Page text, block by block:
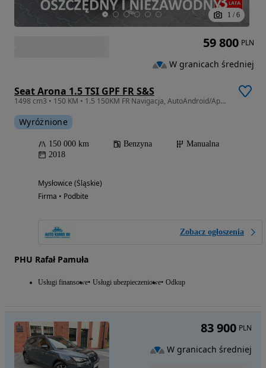
1 / 6
Seat Arona 1.5 TSI GPF FR S&S
1498 cm3 • 150 KM • 1.5 150KM FR Navigacja, AutoAndroid/AppleCar, Ambiente,CzujnikiParkow.
Wyróżnione
150 000 km Benzyna
Manualna
2018
Mysłowice (Śląskie)
Firma • Podbite
Zobacz ogłoszenia
PHU Rafał Pamuła
Usługi finansowe Usługi ubezpieczeniowe Odkup
59 800 PLN
W granicach średniej
83 900 PLN
W granicach średniej